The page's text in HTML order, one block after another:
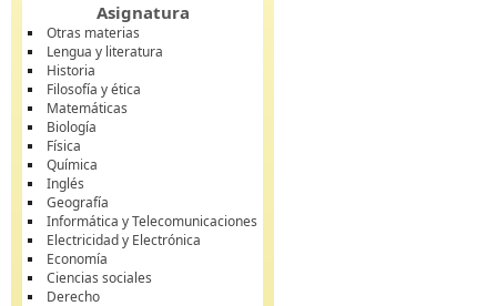
Asignatura
Otras materias
Lengua y literatura
Historia
Filosofía y ética
Matemáticas
Biología
Física
Química
Inglés
Geografía
Informática y Telecomunicaciones
Electricidad y Electrónica
Economía
Ciencias sociales
Derecho